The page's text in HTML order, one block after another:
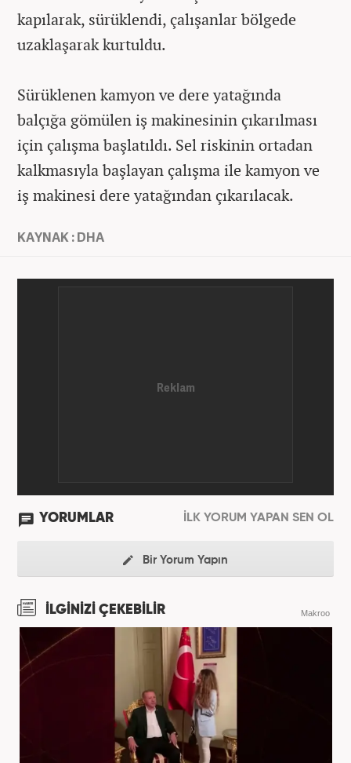
kapılarak, sürüklendi, çalışanlar bölgede
uzaklaşarak kurtuldu.
Sürüklenen kamyon ve dere yatağında
balçığa gömülen iş makinesinin çıkarılması
için çalışma başlatıldı. Sel riskinin ortadan
kalkmasıyla başlayan çalışma ile kamyon ve
iş makinesi dere yatağından çıkarılacak.
KAYNAK : DHA
YORUMLAR İLK YORUM YAPAN SEN OL
Bir Yorum Yapın
İLGİNİZİ ÇEKEBİLİR Makroo